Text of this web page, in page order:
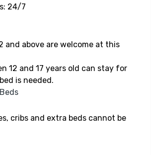
24/7
and above are welcome at this
12 and 17 years old can stay for
is needed.
cribs and extra beds cannot be